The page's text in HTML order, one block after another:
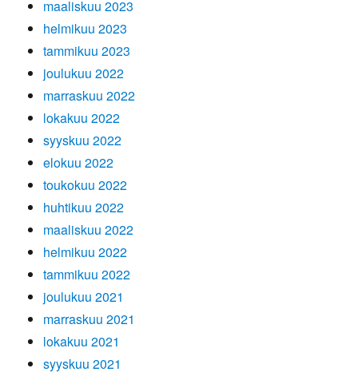
maaliskuu 2023
helmikuu 2023
tammikuu 2023
joulukuu 2022
marraskuu 2022
lokakuu 2022
syyskuu 2022
elokuu 2022
toukokuu 2022
huhtikuu 2022
maaliskuu 2022
helmikuu 2022
tammikuu 2022
joulukuu 2021
marraskuu 2021
lokakuu 2021
syyskuu 2021